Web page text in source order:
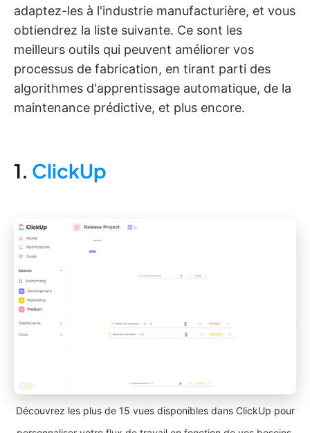
adaptez-les à l'industrie manufacturière, et vous
obtiendrez la liste suivante. Ce sont les
meilleurs outils qui peuvent améliorer vos
processus de fabrication, en tirant parti des
algorithmes d'apprentissage automatique, de la
maintenance prédictive, et plus encore.
1. ClickUp
Découvrez les plus de 15 vues disponibles dans ClickUp pour